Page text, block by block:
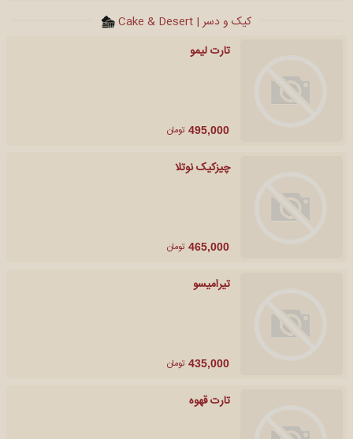
کیک و دسر | Cake & Desert
تارت لیمو
495,000 تومان
چیزکیک نوتلا
465,000 تومان
تیرامیسو
435,000 تومان
تارت قهوه